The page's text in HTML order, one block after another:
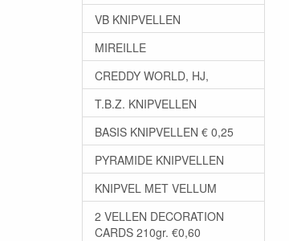
VB KNIPVELLEN
MIREILLE
CREDDY WORLD, HJ,
T.B.Z. KNIPVELLEN
BASIS KNIPVELLEN € 0,25
PYRAMIDE KNIPVELLEN
KNIPVEL MET VELLUM
2 VELLEN DECORATION
CARDS 210gr. €0,60